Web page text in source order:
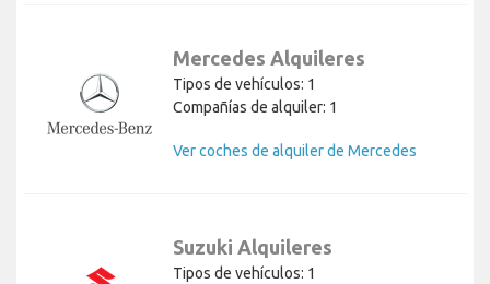
Mercedes Alquileres
Tipos de vehículos: 1
Compañías de alquiler: 1
Ver coches de alquiler de Mercedes
Suzuki Alquileres
Tipos de vehículos: 1